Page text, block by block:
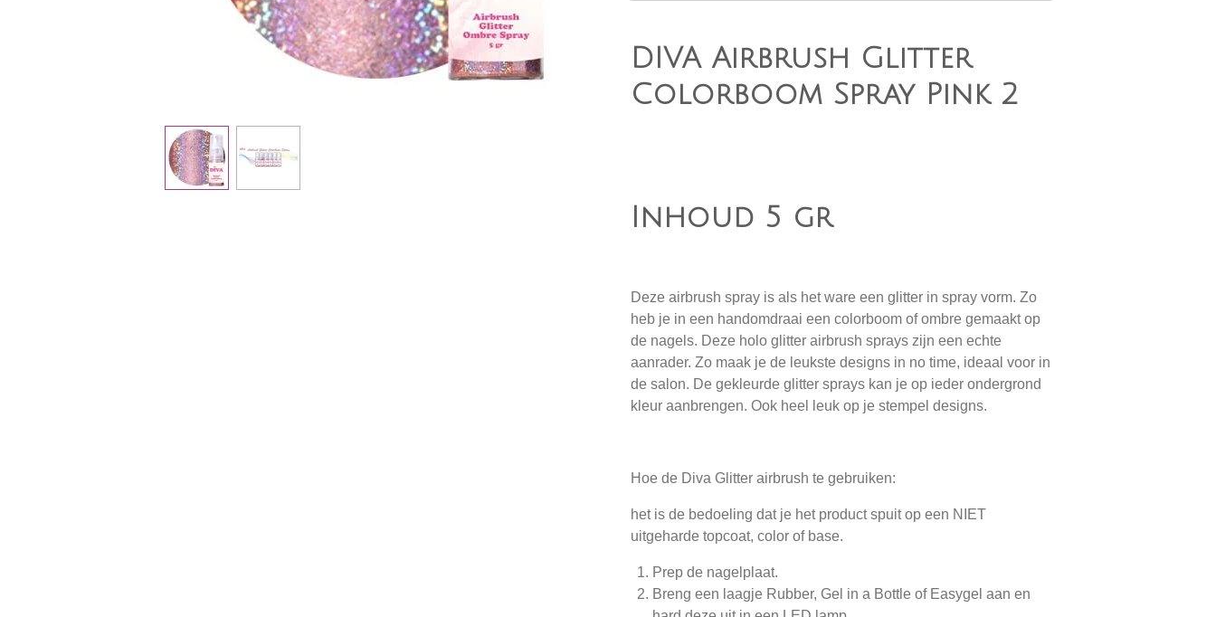
DIVA Airbrush Glitter
Colorboom Spray Pink 2
Inhoud 5 gr
Deze airbrush spray is als het ware een glitter in spray vorm. Zo
heb je in een handomdraai een colorboom of ombre gemaakt op
de nagels. Deze holo glitter airbrush sprays zijn een echte
aanrader. Zo maak je de leukste designs in no time, ideaal voor in
de salon. De gekleurde glitter sprays kan je op ieder ondergrond
kleur aanbrengen. Ook heel leuk op je stempel designs.
Hoe de Diva Glitter airbrush te gebruiken:
het is de bedoeling dat je het product spuit op een NIET
uitgeharde topcoat, color of base.
Prep de nagelplaat.
Breng een laagje Rubber, Gel in a Bottle of Easygel aan en